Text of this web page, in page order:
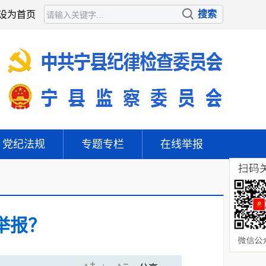
为首页
党纪法规 专题专栏 在线举报
？